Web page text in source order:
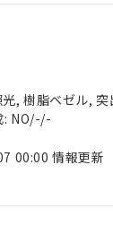
, 樹脂ベゼル,
: NO/-/-
00:00 情報更新